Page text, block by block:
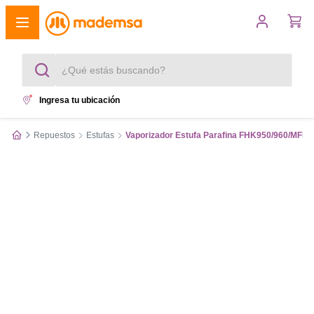
¿Qué estás buscando?
Ingresa tu ubicación
Repuestos Estufas Vaporizador Estufa Parafina FHK950/960/